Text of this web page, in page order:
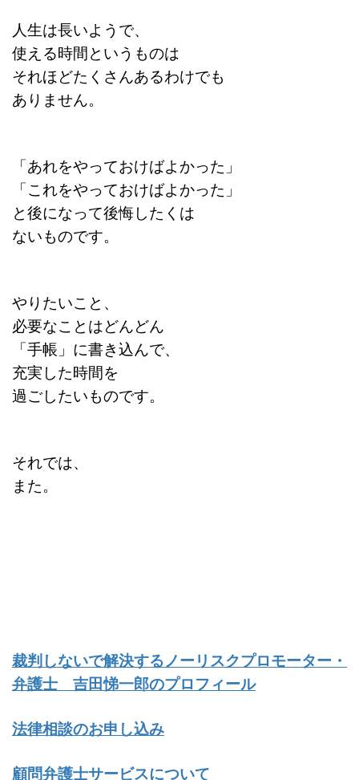
人生は長いようで、
使える時間というものは
それほどたくさんあるわけでも
ありません。
「あれをやっておけばよかった」
「これをやっておけばよかった」
と後になって後悔したくは
ないものです。
やりたいこと、
必要なことはどんどん
「手帳」に書き込んで、
充実した時間を
過ごしたいものです。
それでは、
また。
裁判しないで解決するノーリスクプロモーター・
弁護士 吉田悌一郎のプロフィール
法律相談のお申し込み
顧問弁護士サービスについて